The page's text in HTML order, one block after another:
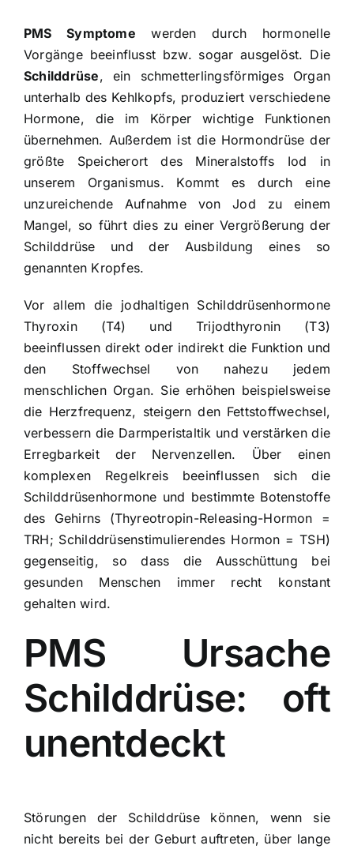
PMS Symptome werden durch hormonelle
Vorgänge beeinflusst bzw. sogar ausgelöst. Die
Schilddrüse, ein schmetterlingsförmiges Organ
unterhalb des Kehlkopfs, produziert verschiedene
Hormone, die im Körper wichtige Funktionen
übernehmen. Außerdem ist die Hormondrüse der
größte Speicherort des Mineralstoffs Iod in
unserem Organismus. Kommt es durch eine
unzureichende Aufnahme von Jod zu einem
Mangel, so führt dies zu einer Vergrößerung der
Schilddrüse und der Ausbildung eines so
genannten Kropfes.
Vor allem die jodhaltigen Schilddrüsenhormone
Thyroxin (T4) und Trijodthyronin (T3)
beeinflussen direkt oder indirekt die Funktion und
den Stoffwechsel von nahezu jedem
menschlichen Organ. Sie erhöhen beispielsweise
die Herzfrequenz, steigern den Fettstoffwechsel,
verbessern die Darmperistaltik und verstärken die
Erregbarkeit der Nervenzellen. Über einen
komplexen Regelkreis beeinflussen sich die
Schilddrüsenhormone und bestimmte Botenstoffe
des Gehirns (Thyreotropin-Releasing-Hormon =
TRH; Schilddrüsenstimulierendes Hormon = TSH)
gegenseitig, so dass die Ausschüttung bei
gesunden Menschen immer recht konstant
gehalten wird.
PMS Ursache
Schilddrüse: oft
unentdeckt
Störungen der Schilddrüse können, wenn sie
nicht bereits bei der Geburt auftreten, über lange